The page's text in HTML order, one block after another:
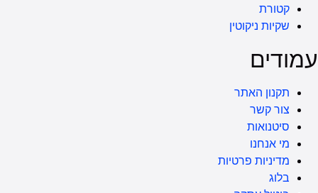
קטורת
שקיות ניקוטין
עמודים
תקנון האתר
צור קשר
סיטנואות
מי אנחנו
מדיניות פרטיות
בלוג